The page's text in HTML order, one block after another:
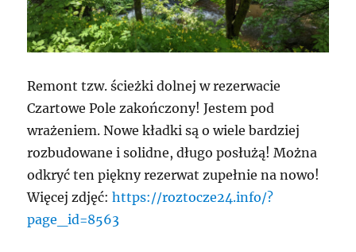
Remont tzw. ścieżki dolnej w rezerwacie
Czartowe Pole zakończony! Jestem pod
wrażeniem. Nowe kładki są o wiele bardziej
rozbudowane i solidne, długo posłużą! Można
odkryć ten piękny rezerwat zupełnie na nowo!
Więcej zdjęć:https://roztocze24.info/?
page_id=8563